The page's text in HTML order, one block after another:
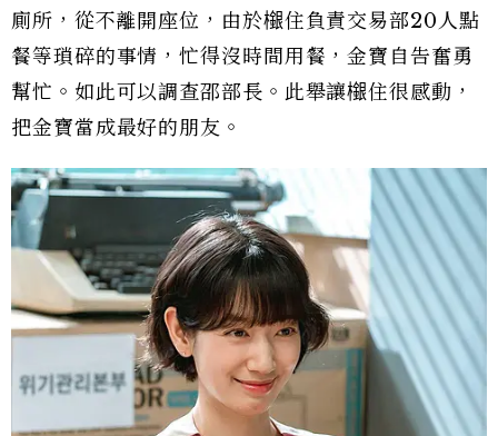
廁所，從不離開座位，由於檭住負責交易部20人點
餐等瑣碎的事情，忙得沒時間用餐，金寶自告奮勇
幫忙。如此可以調查邵部長。此舉讓檭住很感動，
把金寶當成最好的朋友。